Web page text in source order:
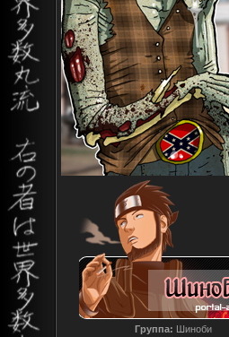
Группа: Шиноби